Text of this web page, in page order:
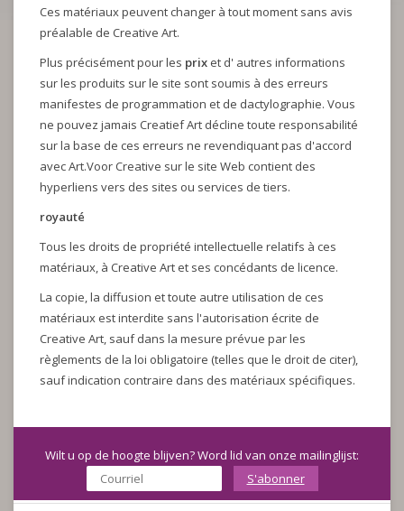
Ces matériaux peuvent changer à tout moment sans avis
préalable de Creative Art.
Plus précisément pour les prix et d' autres informations
sur les produits sur le site sont soumis à des erreurs
manifestes de programmation et de dactylographie. Vous
ne pouvez jamais Creatief Art décline toute responsabilité
sur la base de ces erreurs ne revendiquant pas d'accord
avec Art.Voor Creative sur le site Web contient des
hyperliens vers des sites ou services de tiers.
royauté
Tous les droits de propriété intellectuelle relatifs à ces
matériaux, à Creative Art et ses concédants de licence.
La copie, la diffusion et toute autre utilisation de ces
matériaux est interdite sans l'autorisation écrite de
Creative Art, sauf dans la mesure prévue par les
règlements de la loi obligatoire (telles que le droit de citer),
sauf indication contraire dans des matériaux spécifiques.
Wilt u op de hoogte blijven? Word lid van onze mailinglijst:
S'abonner